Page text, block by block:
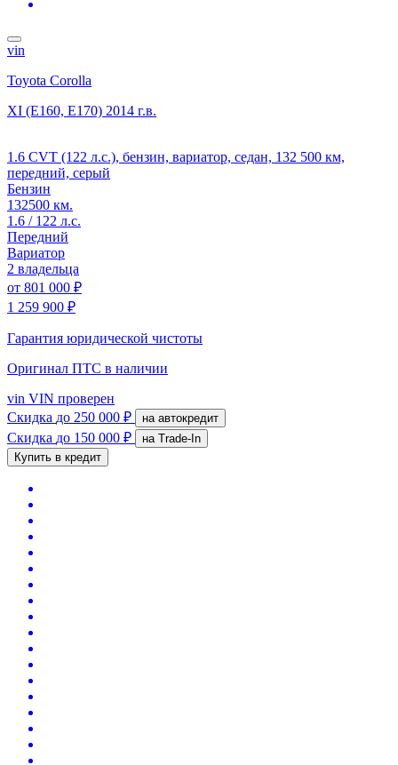
vin
Toyota Corolla
XI (E160, E170) 2014 г.в.
1.6 CVT (122 л.с.), бензин, вариатор, седан, 132 500 км,
передний, серый
Бензин
132500 км.
1.6 / 122 л.с.
Передний
Вариатор
2 владельца
от 801 000 ₽
1 259 900 ₽
Гарантия юридической чистоты
Оригинал ПТС в наличии
vin VIN проверен
Скидка до 250 000 ₽ на автокредит
Скидка до 150 000 ₽
на Trade-In
Купить в кредит